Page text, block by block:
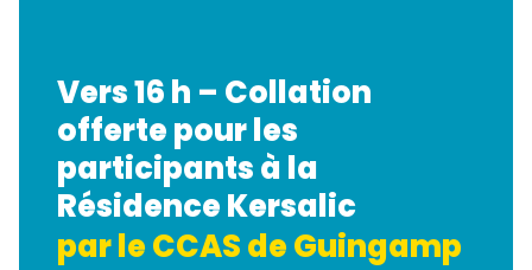
Vers 16 h – Collation
offerte pour les
participants à la
Résidence Kersalic
par le CCAS de Guingamp